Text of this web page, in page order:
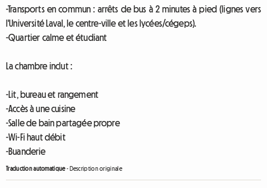
-Transports en commun : arrêts de bus à 2 minutes à pied (lignes vers
l'Université Laval, le centre-ville et les lycées/cégeps).
-Quartier calme et étudiant
La chambre inclut :
-Lit, bureau et rangement
-Accès à une cuisine
-Salle de bain partagée propre
-Wi-Fi haut débit
-Buanderie
Traduction automatique- Description originale